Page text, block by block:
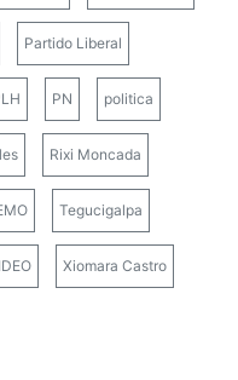
Partido Liberal
PN politica
Rixi Moncada
Tegucigalpa
Xiomara Castro